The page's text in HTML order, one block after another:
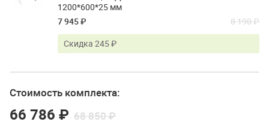
1200*600*25 мм
7 945 ₽
8 190 ₽
Скидка 245 ₽
Стоимость комплекта:
66 786 ₽ 68 850 ₽